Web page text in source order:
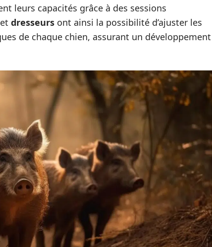
leurs capacités grâce à des sessions
et dresseurs ont ainsi la possibilité d’ajuster les
de chaque chien, assurant un développement